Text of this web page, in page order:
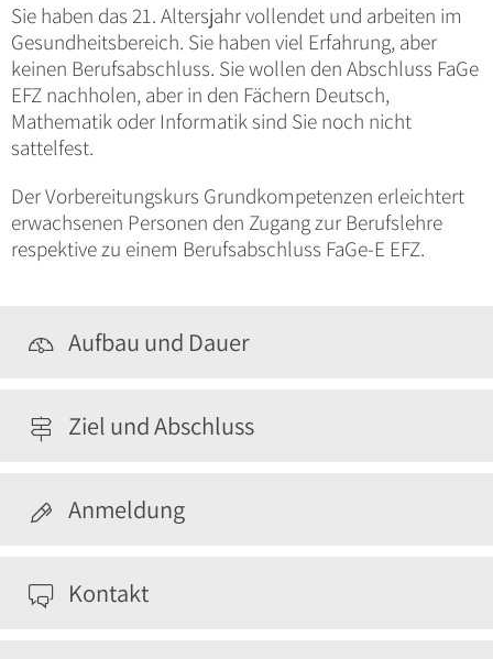
Sie haben das 21. Altersjahr vollendet und arbeiten im
Gesundheitsbereich. Sie haben viel Erfahrung, aber
keinen Berufsabschluss. Sie wollen den Abschluss FaGe
EFZ nachholen, aber in den Fächern Deutsch,
Mathematik oder Informatik sind Sie noch nicht
sattelfest.
Der Vorbereitungskurs Grundkompetenzen erleichtert
erwachsenen Personen den Zugang zur Berufslehre
respektive zu einem Berufsabschluss FaGe-E EFZ.
 Aufbau und Dauer
 Ziel und Abschluss
 Anmeldung
 Kontakt